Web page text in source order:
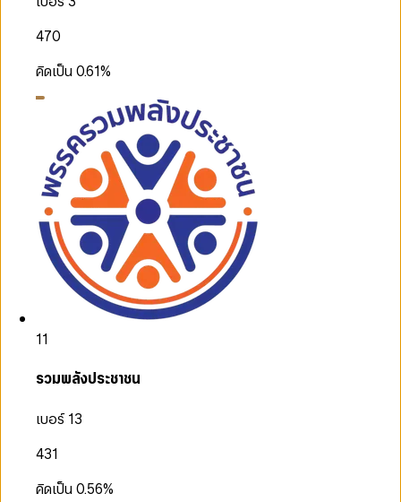
470
คิดเป็น0.61%
11
รวมพลังประชาชน
เบอร์ 13
431
คิดเป็น0.56%